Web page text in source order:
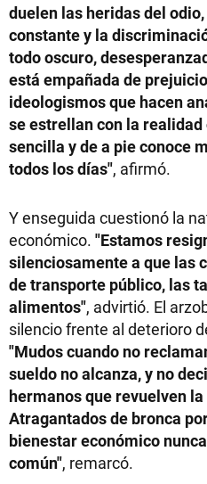
duelen las heridas del
constante y la
todo oscuro,
está empañada de
ideologismos que hacen
se estrellan con la
sencilla y de a pie conoce
todos los días", afirmó.
Y enseguida cuestionó la
económico. "Estamos
silenciosamente a que las
de transporte público, las
alimentos", advirtió. El
silencio frente al deterioro
"Mudos cuando no
sueldo no alcanza, y no
hermanos que revuelven
Atragantados de bronca
bienestar económico
común", remarcó.